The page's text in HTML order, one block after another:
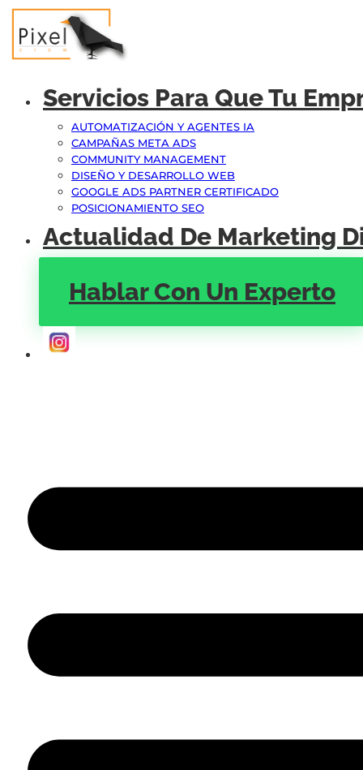
Servicios Para Que Tu
AUTOMATIZACIÓN Y AGENTES IA
CAMPAÑAS META ADS
COMMUNITY MANAGEMENT
DISEÑO Y DESARROLLO WEB
GOOGLE ADS PARTNER CERTIFICADO
POSICIONAMIENTO SEO
Actualidad De Marketing
Hablar Con Un Experto